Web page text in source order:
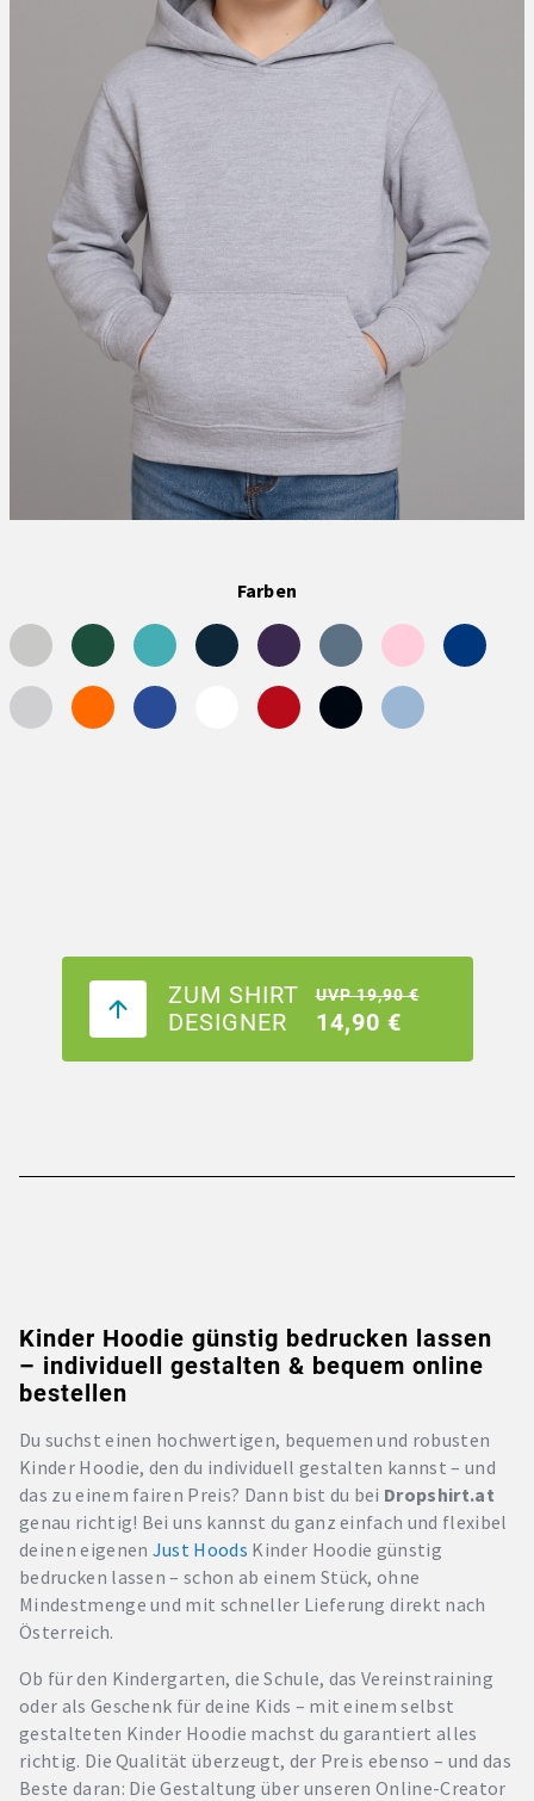
Farben
ZUM SHIRT
DESIGNER
UVP 19,90 €
14,90 €
Kinder Hoodie günstig bedrucken lassen
– individuell gestalten & bequem online
bestellen
Du suchst einen hochwertigen, bequemen und robusten
Kinder Hoodie, den du individuell gestalten kannst – und
das zu einem fairen Preis? Dann bist du bei Dropshirt.at
genau richtig! Bei uns kannst du ganz einfach und flexibel
deinen eigenen Just Hoods Kinder Hoodie günstig
bedrucken lassen – schon ab einem Stück, ohne
Mindestmenge und mit schneller Lieferung direkt nach
Österreich.
Ob für den Kindergarten, die Schule, das Vereinstraining
oder als Geschenk für deine Kids – mit einem selbst
gestalteten Kinder Hoodie machst du garantiert alles
richtig. Die Qualität überzeugt, der Preis ebenso – und das
Beste daran: Die Gestaltung über unseren Online-Creator